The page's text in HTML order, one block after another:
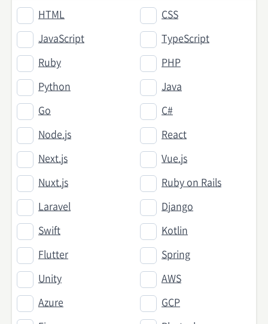
HTML CSS
JavaScript TypeScript
Ruby PHP
Python Java
Go C#
Node.js React
Next.js Vue.js
Nuxt.js Ruby on Rails
Laravel Django
Swift Kotlin
Flutter Spring
Unity AWS
Azure GCP